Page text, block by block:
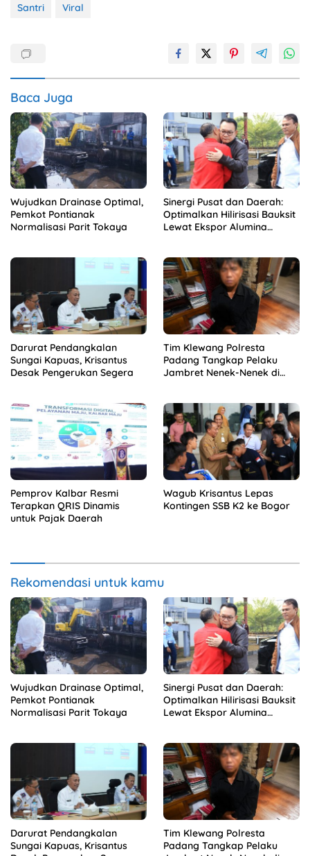
Santri
Viral
Baca Juga
Wujudkan Drainase Optimal,
Pemkot Pontianak
Normalisasi Parit Tokaya
Sinergi Pusat dan Daerah:
Optimalkan Hilirisasi Bauksit
Lewat Ekspor Alumina
Darurat Pendangkalan
Sungai Kapuas, Krisantus
Desak Pengerukan Segera
Tim Klewang Polresta
Padang Tangkap Pelaku
Jambret Nenek-Nenek di
Pemprov Kalbar Resmi
Terapkan QRIS Dinamis
untuk Pajak Daerah
Wagub Krisantus Lepas
Kontingen SSB K2 ke Bogor
Rekomendasi untuk kamu
Wujudkan Drainase Optimal,
Pemkot Pontianak
Normalisasi Parit Tokaya
Sinergi Pusat dan Daerah:
Optimalkan Hilirisasi Bauksit
Lewat Ekspor Alumina
Darurat Pendangkalan
Sungai Kapuas, Krisantus
Tim Klewang Polresta
Padang Tangkap Pelaku